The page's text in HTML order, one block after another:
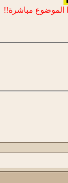
الموضوع مباشرة!!